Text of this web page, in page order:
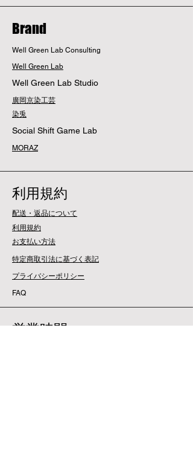
Brand
Well Green Lab Consulting
Well Green Lab
Well Green Lab Studio
廣岡京染工芸
染兎
Social Shift Game Lab
MORAZ
利用規約
配送・返品について
利用規約
​お支払い方法
特定商取引法に基づく表記
プライバシーポリシー
​FAQ
営業時間